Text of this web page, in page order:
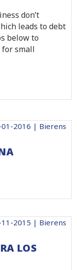
don’t
leads to debt
below to
small
01-2016 | Bierens
11-2015 | Bierens
LOS